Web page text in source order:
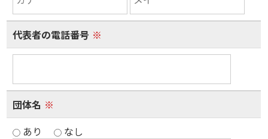
代表者の電話番号 ※
団体名 ※
あり
なし